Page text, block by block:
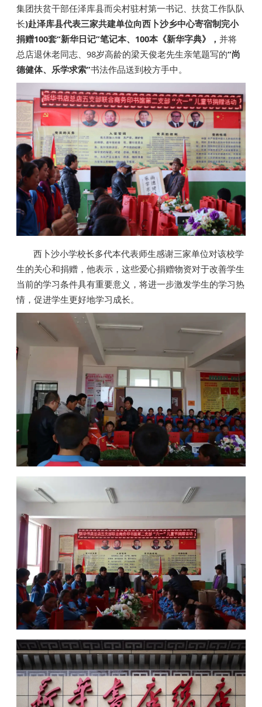
集团扶贫干部任泽库县而尖村驻村第一书记、扶贫工作队队
长)赴泽库县代表三家共建单位向西卜沙乡中心寄宿制完小
捐赠100套“新华日记”笔记本、100本《新华字典》，并将
总店退休老同志、98岁高龄的梁天俊老先生亲笔题写的“尚
德健体、乐学求索”书法作品送到校方手中。
西卜沙小学校长多代本代表师生感谢三家单位对该校学
生的关心和捐赠，他表示，这些爱心捐赠物资对于改善学生
当前的学习条件具有重要意义，将进一步激发学生的学习热
情，促进学生更好地学习成长。